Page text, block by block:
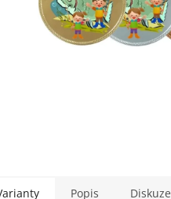
Popis Diskuze